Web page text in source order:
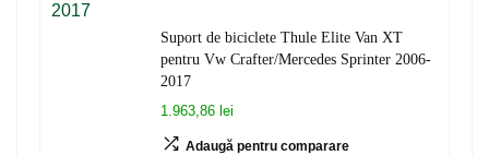
Suport de biciclete Thule Elite Van XT
pentru Vw Crafter/Mercedes Sprinter 2006-
2017
1.963,86 lei
Adaugă pentru comparare